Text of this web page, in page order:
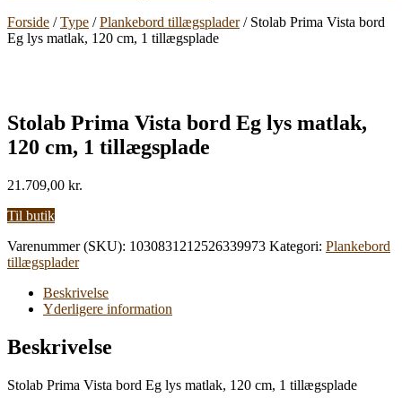
Forside /Type /Plankebord tillægsplader/ Stolab Prima Vista bord
Eg lys matlak, 120 cm, 1 tillægsplade
Stolab Prima Vista bord Eg lys matlak,
120 cm, 1 tillægsplade
21.709,00 kr.
Til butik
Varenummer (SKU): 1030831212526339973 Kategori: Plankebord
tillægsplader
Beskrivelse
Yderligere information
Beskrivelse
Stolab Prima Vista bord Eg lys matlak, 120 cm, 1 tillægsplade